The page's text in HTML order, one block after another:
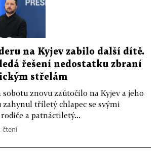
na Kyjev zabilo další dítě.
řešení nedostatku zbraní
střelám
sobotu znovu zaútočilo na Kyjev a jeho
tříletý chlapec se svými
a patnáctiletý...
čtení